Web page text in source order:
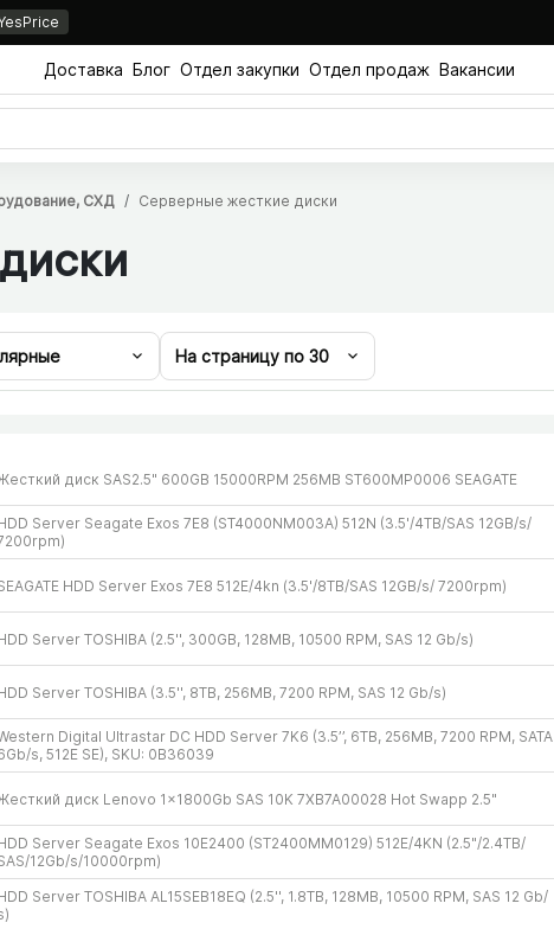
Доставка Блог Отдел закупки Отдел продаж Вакансии
СХД Серверные жесткие диски
На страницу по 30
диск SAS2.5" 600GB 15000RPM 256MB ST600MP0006 SEAGATE
Server Seagate Exos 7E8 (ST4000NM003A) 512N (3.5'/​4TB/​SAS 12GB/​s/​
HDD Server Exos 7E8 512E/​4kn (3.5'/​8TB/​SAS 12GB/​s/​ 7200rpm)
Server TOSHIBA (2.5'', 300GB, 128MB, 10500 RPM, SAS 12 Gb/​s)
Server TOSHIBA (3.5'', 8TB, 256MB, 7200 RPM, SAS 12 Gb/​s)
Digital Ultrastar DC HDD Server 7K6 (3.5’’, 6TB, 256MB, 7200 RPM, SATA
​s, 512E SE), SKU: 0B36039
диск Lenovo 1x1800Gb SAS 10K 7XB7A00028 Hot Swapp 2.5"
Server Seagate Exos 10E2400 (ST2400MM0129) 512E/​4KN (2.5"/​2.4TB/​
​12Gb/​s/​10000rpm)
Server TOSHIBA AL15SEB18EQ (2.5'', 1.8TB, 128MB, 10500 RPM, SAS 12 Gb/​